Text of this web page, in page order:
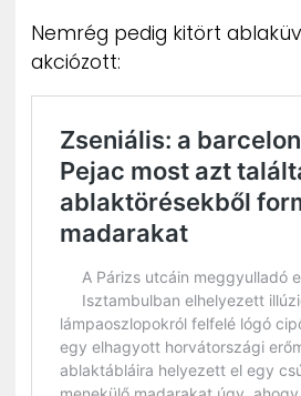
Nemrég pedig kitört
akciózott: